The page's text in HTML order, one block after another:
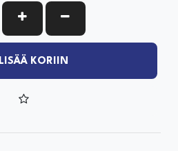
KASVATA MÄÄRÄÄ
VÄHENNÄ MÄÄRÄÄ
LISÄÄ KORIIN